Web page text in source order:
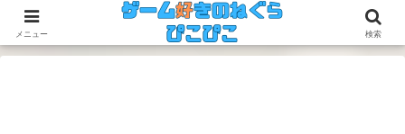
今のゲームも昔のゲームも面白い！
メニュー 検索